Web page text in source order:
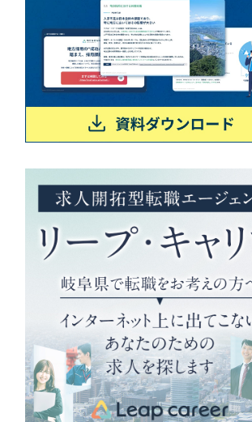
求人・採用サイト （61件）
ECサイト（オンラインショップ）
ポータルサイト・メディアサイト
LP（ランディングページ）
キャンペーン・プロモーション
ブランディング（ロゴ・印刷物）
その他 （1件）